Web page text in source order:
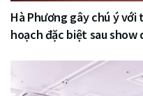
Hà Phương gây chú ý
hoạch đặc biệt sau show